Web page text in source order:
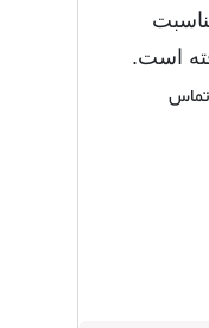
است.
تماس